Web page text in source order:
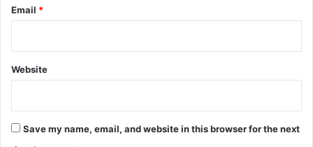
Email *
Website
Save my name, email, and website in this browser for the next